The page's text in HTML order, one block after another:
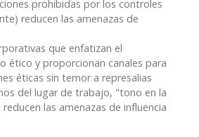
prohibidas por los controles
reducen las amenazas de
que enfatizan el
ético y proporcionan canales para
éticas sin temor a represalias
del lugar de trabajo, "tono en la
las amenazas de influencia